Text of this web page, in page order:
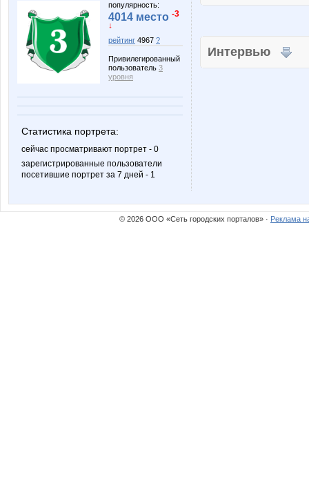
популярность:
4014 место -3
↓
рейтинг 4967 ?
Привилегированный
пользователь 3
уровня
Статистика портрета:
сейчас просматривают портрет - 0
зарегистрированные пользователи
посетившие портрет за 7 дней - 1
Интервью
© 2026 ООО «Сеть городских порталов» · Реклама